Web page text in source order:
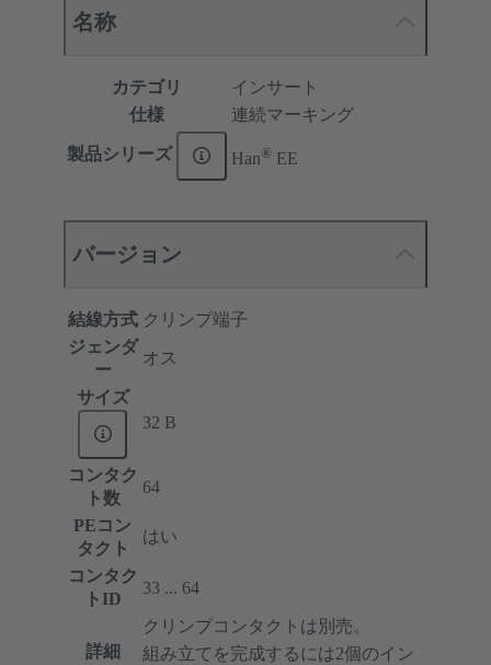
名称
カテゴリ
インサート
仕様
連続マーキング
製品シリーズ Han® EE
バージョン
結線方式 クリンプ端子
ジェンダ
ー
オス
サイズ
32 B
コンタク
ト数
64
PEコン
タクト
はい
コンタク
トID
33 ... 64
詳細
クリンプコンタクトは別売。
組み立てを完成するには2個のイン